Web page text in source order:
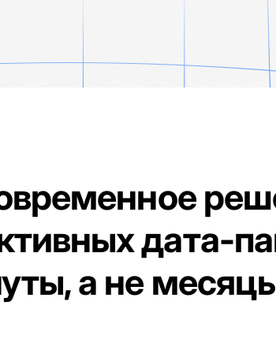
дата-
а не